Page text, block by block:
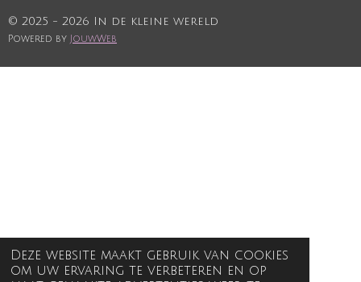
Deze website maakt gebruik van cookies
om uw ervaring te verbeteren en op
© 2025 - 2026 In de kleine wereld
Powered by JouwWeb